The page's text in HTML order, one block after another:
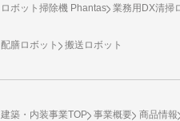
ロボット掃除機 Phantas
業務用DX清掃
配膳ロボット 搬送ロボット
建築・内装事業TOP 事業概要 商品情報